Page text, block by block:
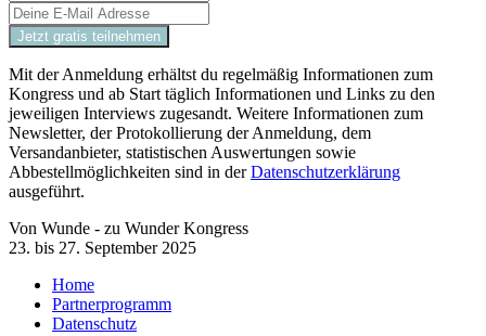
Mit der Anmeldung erhältst du regelmäßig Informationen zum
Kongress und ab Start täglich Informationen und Links zu den
jeweiligen Interviews zugesandt. Weitere Informationen zum
Newsletter, der Protokollierung der Anmeldung, dem
Versandanbieter, statistischen Auswertungen sowie
Abbestellmöglichkeiten sind in derDatenschutzerklärung
ausgeführt.
Von Wunde - zu Wunder Kongress
23. bis 27. September 2025
Home
Partnerprogramm
Datenschutz